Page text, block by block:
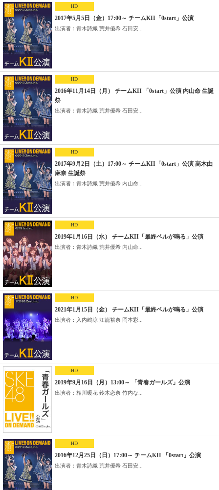
HD
2017年5月5日（金）17:00～ チームKII「0start」公演
出演者：青木詩織 荒井優希 石田安...
HD
2016年11月14日（月） チームKII 「0start」公演 内山命 生誕
祭
出演者：青木詩織 荒井優希 石田安...
HD
2017年9月2日（土）17:00～ チームKII「0start」公演 高木由
麻奈 生誕祭
出演者：青木詩織 荒井優希 内山命...
HD
2019年1月16日（水） チームKII「最終ベルが鳴る」公演
出演者：青木詩織 荒井優希 内山命...
HD
2021年1月15日（金） チームKII「最終ベルが鳴る」公演
出演者：入内嶋涼 江籠裕奈 岡本彩...
HD
2019年9月16日（月）13:00～ 「青春ガールズ」公演
出演者：相川暖花 鈴木恋奈 竹内な...
HD
2016年12月25日（日）17:00～ チームKII 「0start」公演
出演者：青木詩織 荒井優希 石田安...